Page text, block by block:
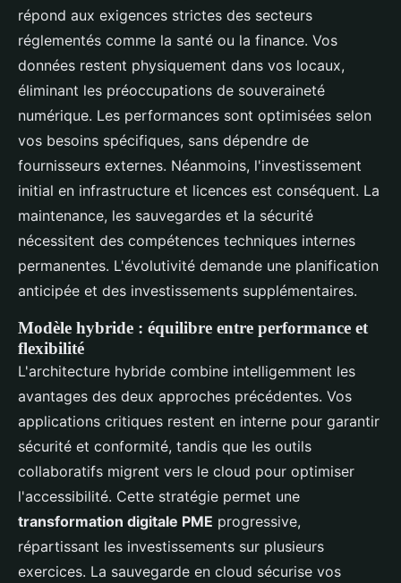
répond aux exigences strictes des secteurs
réglementés comme la santé ou la finance. Vos
données restent physiquement dans vos locaux,
éliminant les préoccupations de souveraineté
numérique. Les performances sont optimisées selon
vos besoins spécifiques, sans dépendre de
fournisseurs externes. Néanmoins, l'investissement
initial en infrastructure et licences est conséquent. La
maintenance, les sauvegardes et la sécurité
nécessitent des compétences techniques internes
permanentes. L'évolutivité demande une planification
anticipée et des investissements supplémentaires.
Modèle hybride : équilibre entre performance et
flexibilité
L'architecture hybride combine intelligemment les
avantages des deux approches précédentes. Vos
applications critiques restent en interne pour garantir
sécurité et conformité, tandis que les outils
collaboratifs migrent vers le cloud pour optimiser
l'accessibilité. Cette stratégie permet une
transformation digitale PME progressive,
répartissant les investissements sur plusieurs
exercices. La sauvegarde en cloud sécurise vos